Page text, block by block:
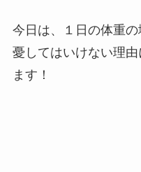
今日は、１日の体重
憂してはいけない理
ます！